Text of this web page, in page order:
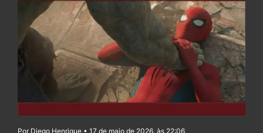
Por Diego Henrique • 17 de maio de 2026, às 22:06